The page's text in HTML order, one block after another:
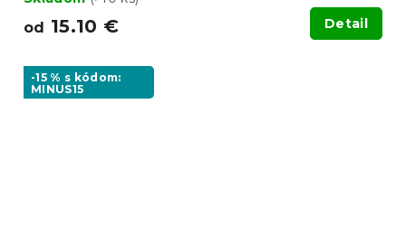
od 15.10 € Detail
-15 % s kódom:
MINUS15